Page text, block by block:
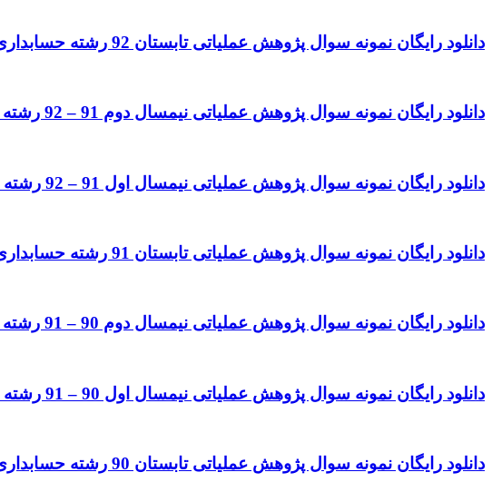
دانلود رایگان نمونه سوال پژوهش عملیاتی تابستان 92 رشته حسابداری
دانلود رایگان نمونه سوال پژوهش عملیاتی نیمسال دوم 91 – 92 رشته حسابداری
دانلود رایگان نمونه سوال پژوهش عملیاتی نیمسال اول 91 – 92 رشته حسابداری
دانلود رایگان نمونه سوال پژوهش عملیاتی تابستان 91 رشته حسابداری
دانلود رایگان نمونه سوال پژوهش عملیاتی نیمسال دوم 90 – 91 رشته حسابداری
دانلود رایگان نمونه سوال پژوهش عملیاتی نیمسال اول 90 – 91 رشته حسابداری
دانلود رایگان نمونه سوال پژوهش عملیاتی تابستان 90 رشته حسابداری